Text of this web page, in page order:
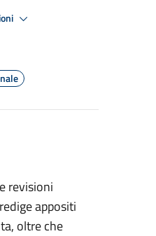
revisioni
appositi
oltre che